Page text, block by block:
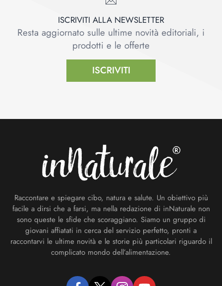
ISCRIVITI ALLA NEWSLETTER
Resta aggiornato sulle ultime novità editoriali, i
prodotti e le offerte
ISCRIVITI
Raccontare e spiegare cibo, natura e salute. Un obiettivo più
facile a dirsi che a farsi, ma nella redazione di inNaturale non
sono queste le sfide che scoraggiano. Siamo un gruppo di
giovani affiatati in cerca del servizio perfetto, pronti a
raccontarvi le ultime novità e le storie più particolari riguardo il
complicato mondo dell’alimentazione.